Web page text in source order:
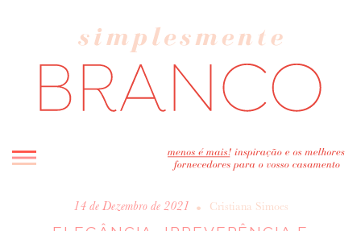
INICIO
14 de Dezembro de 2021 • Cristiana Simoes